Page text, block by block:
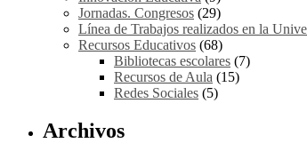
Jornadas. Congresos (29)
Línea de Trabajos realizados en la
Recursos Educativos (68)
Bibliotecas escolares (7)
Recursos de Aula (15)
Redes Sociales (5)
Archivos